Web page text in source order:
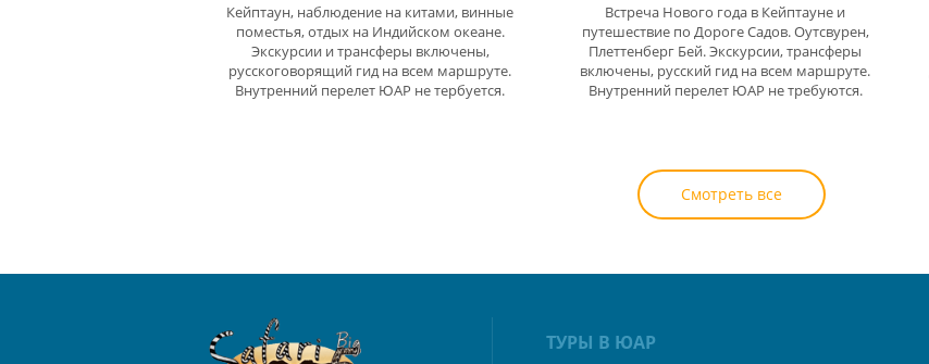
Кейптаун, наблюдение на китами, винные
поместья, отдых на Индийском океане.
Экскурсии и трансферы включены,
русскоговорящий гид на всем маршруте.
Внутренний перелет ЮАР не тербуется.
Встреча Нового года в Кейптауне и
путешествие по Дороге Садов. Оутсвурен,
Плеттенберг Бей. Экскурсии, трансферы
включены, русский гид на всем маршруте.
Внутренний перелет ЮАР не требуются.
Смотреть все
ТУРЫ В ЮАР